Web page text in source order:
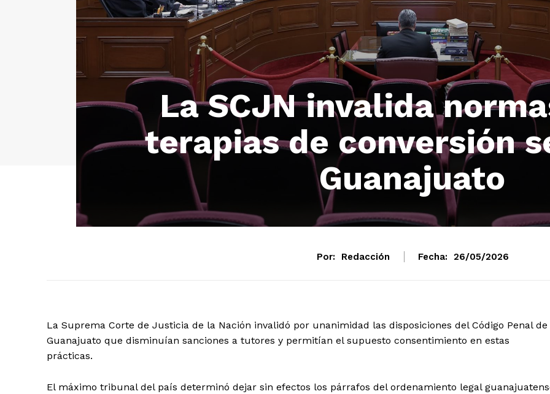
La SCJN invalida
terapias de conversión
Guanajuato
Por: Redacción Fecha: 26/05/2026
La Suprema Corte de Justicia de la Nación invalidó por unanimidad las disposiciones del Código Penal de
Guanajuato que disminuían sanciones a tutores y permitían el supuesto consentimiento en estas
prácticas.
El máximo tribunal del país determinó dejar sin efectos los párrafos del ordenamiento legal